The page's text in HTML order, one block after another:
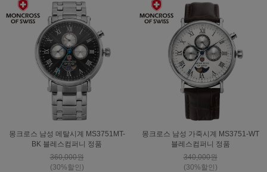
몽크로스 남성 메탈시계 MS3751MT-
BK 블레스컴퍼니 정품
360,000원
(30%할인)
몽크로스 남성 가죽시계 MS3751-WT
블레스컴퍼니 정품
340,000원
(30%할인)